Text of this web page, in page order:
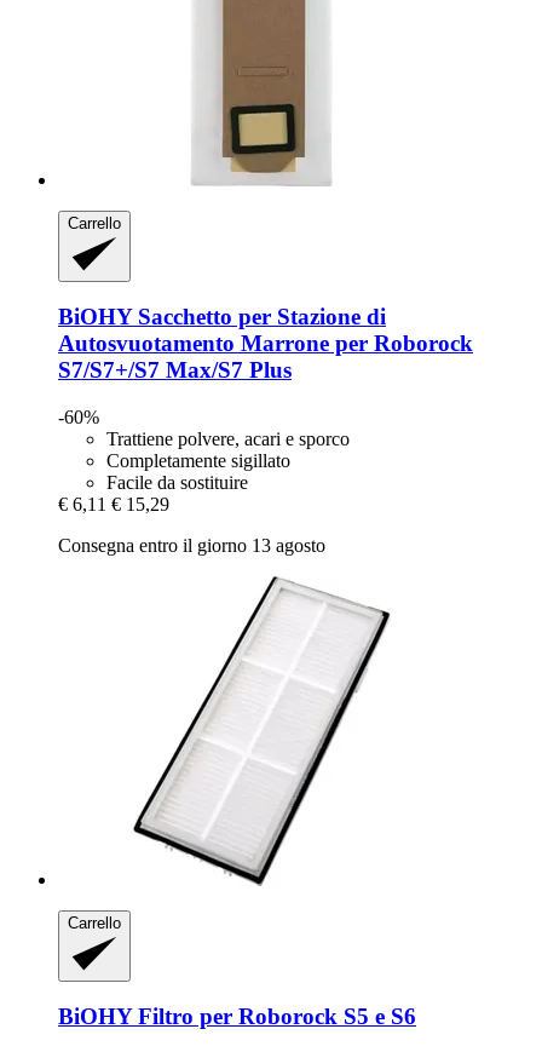
Carrello
BiOHYSacchetto per Stazione di
Autosvuotamento Marrone per Roborock
S7/S7+/S7 Max/S7 Plus
-60%
Trattiene polvere, acari e sporco
Completamente sigillato
Facile da sostituire
€ 6,11 € 15,29
Consegna entro il giorno 13 agosto
Carrello
BiOHYFiltro per Roborock S5 e S6